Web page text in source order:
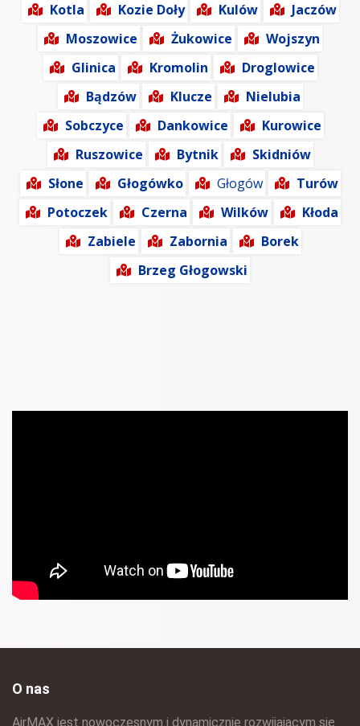
Kotla
Kozie Doły Kulów
Jaczów
Moszowice
Żukowice
Wojszyn
Glinica
Kromolin
Droglowice
Bądzów
Klucze
Nielubia
Sobczyce
Dankowice
Kurowice
Ruszowice
Bytnik
Skidniów
Słone
Głogówko Głogów
Turów
Potoczek
Czerna Wilków
Kłoda
Zabiele
Zabornia
Borek
Brzeg Głogowski
O nas
AirMAX jest nowoczesnym i dynamicznie rozwijającym się